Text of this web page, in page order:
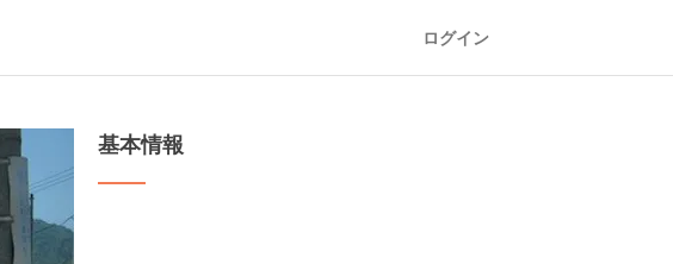
ログイン
基本情報